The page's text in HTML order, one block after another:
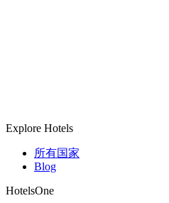
Explore Hotels
所有国家
Blog
HotelsOne